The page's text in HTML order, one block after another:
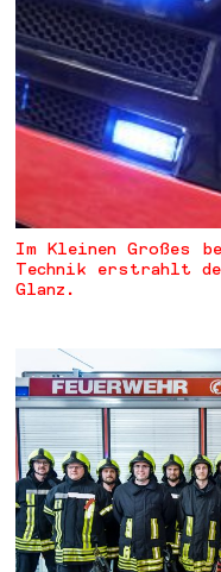
Im Kleinen Großes
Technik erstrahlt
Glanz.